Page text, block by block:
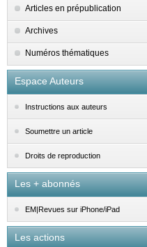
Articles en prépublication
Archives
Numéros thématiques
Espace Auteurs
Instructions aux auteurs
Soumettre un article
Droits de reproduction
Les + abonnés
EM|Revues sur iPhone/iPad
Les actions